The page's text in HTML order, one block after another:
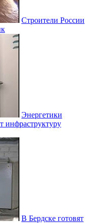
Строители России
Энергетики
инфраструктуру
В Бердске готовят